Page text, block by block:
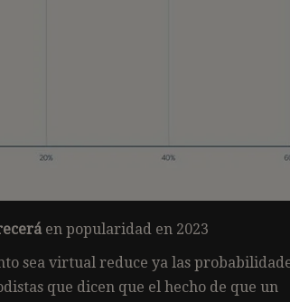
en popularidad en 2023
sea virtual reduce ya las
que dicen que el hecho de que un